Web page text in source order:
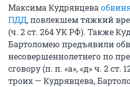
Максима Кудрявцева
ПДД, повлекшем тяжкий
(ч. 2 ст. 264 УК РФ). Также
Бартоломею предъявили
несовершеннолетнего по
сговору (п. п. «а», «д» ч. 2 ст.
троих — Кудрявцева,